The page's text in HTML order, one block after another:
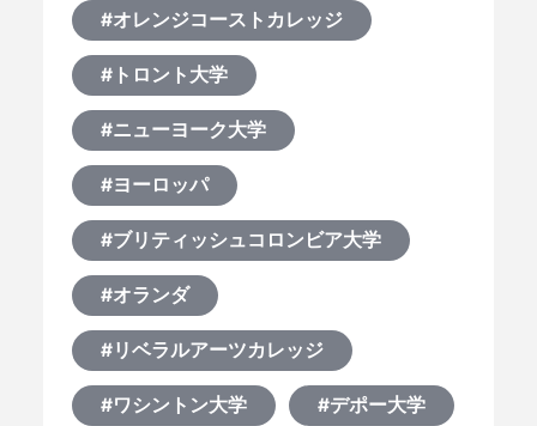
何から始める？
ブログ
おすすめ特集
EVENTS
#オレンジコーストカレッジ
#トロント大学
#ニューヨーク大学
#ヨーロッパ
#ブリティッシュコロンビア大学
#オランダ
#リベラルアーツカレッジ
#ワシントン大学 #デポー大学